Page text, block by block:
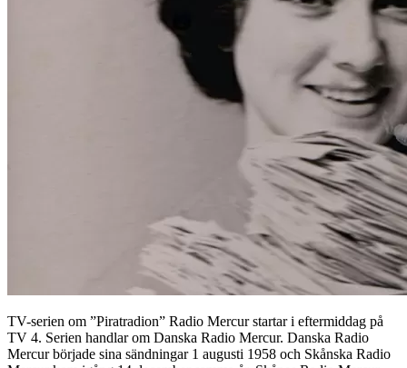
TV-serien om ”Piratradion” Radio Mercur startar i eftermiddag på
TV 4. Serien handlar om Danska Radio Mercur. Danska Radio
Mercur började sina sändningar 1 augusti 1958 och Skånska Radio